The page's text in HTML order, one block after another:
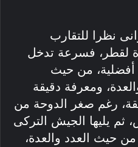
نظرا للتقارب
لقطر، فسرعة تدخل
أفضلية، من حيث
ومعرفة دقيقة
رغم صغر الدوحة من
ثم يليها الجيش التركى
من حيث العدد والعدة،